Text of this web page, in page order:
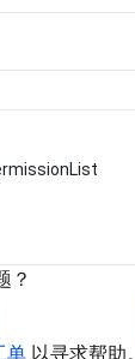
？
单 以寻求帮助。